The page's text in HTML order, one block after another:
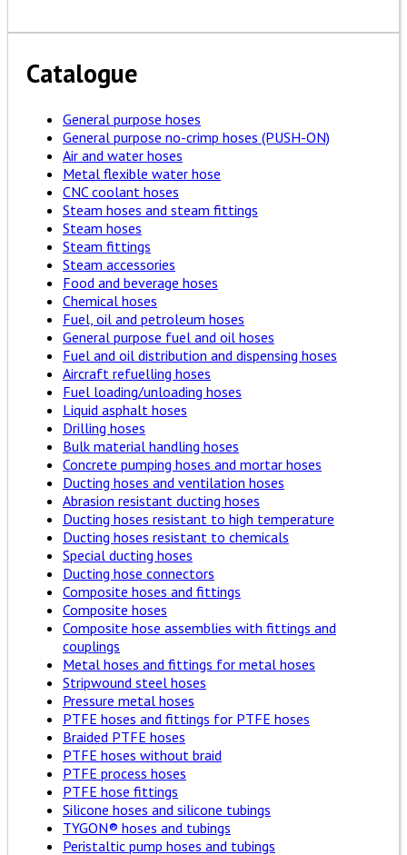
Catalogue
General purpose hoses
General purpose no-crimp hoses (PUSH-ON)
Air and water hoses
Metal flexible water hose
CNC coolant hoses
Steam hoses and steam fittings
Steam hoses
Steam fittings
Steam accessories
Food and beverage hoses
Chemical hoses
Fuel, oil and petroleum hoses
General purpose fuel and oil hoses
Fuel and oil distribution and dispensing hoses
Aircraft refuelling hoses
Fuel loading/unloading hoses
Liquid asphalt hoses
Drilling hoses
Bulk material handling hoses
Concrete pumping hoses and mortar hoses
Ducting hoses and ventilation hoses
Abrasion resistant ducting hoses
Ducting hoses resistant to high temperature
Ducting hoses resistant to chemicals
Special ducting hoses
Ducting hose connectors
Composite hoses and fittings
Composite hoses
Composite hose assemblies with fittings and
couplings
Metal hoses and fittings for metal hoses
Stripwound steel hoses
Pressure metal hoses
PTFE hoses and fittings for PTFE hoses
Braided PTFE hoses
PTFE hoses without braid
PTFE process hoses
PTFE hose fittings
Silicone hoses and silicone tubings
TYGON® hoses and tubings
Peristaltic pump hoses and tubings